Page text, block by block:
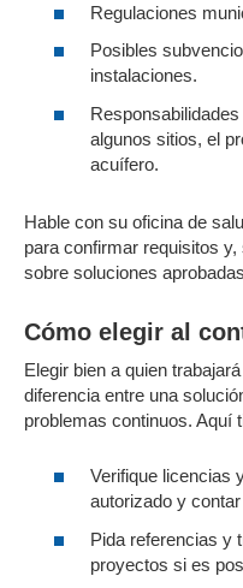
Regulaciones
Posibles
instalaciones.
algunos sitios, el
acuífero.
Hable con su oficina de
para confirmar requisitos
sobre soluciones
Cómo elegir al
Elegir bien a quien
diferencia entre una
problemas continuos. Aquí
Verifique licencias
autorizado y
Pida referencias y
proyectos si es